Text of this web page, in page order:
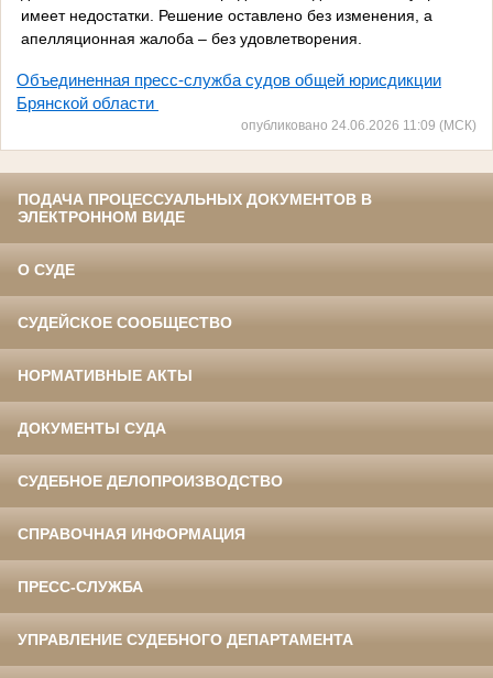
имеет недостатки. Решение оставлено без изменения, а
апелляционная жалоба – без удовлетворения.
Объединенная пресс-служба судов общей юрисдикции
Брянской области
опубликовано 24.06.2026 11:09 (МСК)
ПОДАЧА ПРОЦЕССУАЛЬНЫХ ДОКУМЕНТОВ В
ЭЛЕКТРОННОМ ВИДЕ
О СУДЕ
СУДЕЙСКОЕ СООБЩЕСТВО
НОРМАТИВНЫЕ АКТЫ
ДОКУМЕНТЫ СУДА
СУДЕБНОЕ ДЕЛОПРОИЗВОДСТВО
СПРАВОЧНАЯ ИНФОРМАЦИЯ
ПРЕСС-СЛУЖБА
УПРАВЛЕНИЕ СУДЕБНОГО ДЕПАРТАМЕНТА